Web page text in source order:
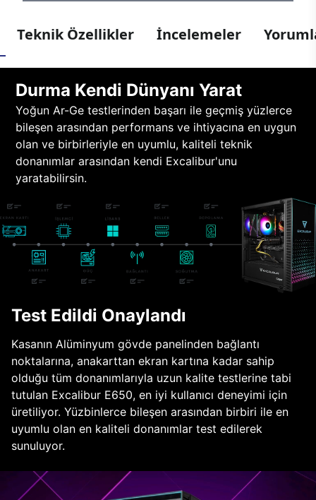
Teknik Özellikler İncelemeler
Durma Kendi Dünyanı Yarat
Yoğun Ar-Ge testlerinden başarı ile geçmiş yüzlerce
bileşen arasından performans ve ihtiyacına en uygun
olan ve birbirleriyle en uyumlu, kaliteli teknik
donanımlar arasından kendi Excalibur'unu
yaratabilirsin.
Test Edildi Onaylandı
Kasanın Alüminyum gövde panelinden bağlantı
noktalarına, anakarttan ekran kartına kadar sahip
olduğu tüm donanımlarıyla uzun kalite testlerine tabi
tutulan Excalibur E650, en iyi kullanıcı deneyimi için
üretiliyor. Yüzbinlerce bileşen arasından birbiri ile en
uyumlu olan en kaliteli donanımlar test edilerek
sunuluyor.